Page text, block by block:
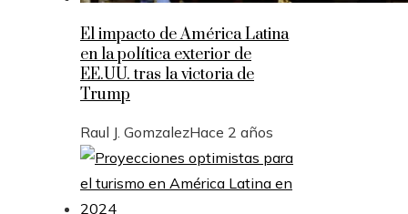
El impacto de América Latina
en la política exterior de
EE.UU. tras la victoria de
Trump
Raul J. GomzalezHace 2 años